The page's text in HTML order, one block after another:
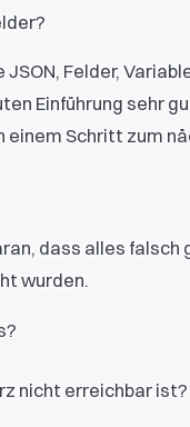
Felder,
Einführung sehr
einem Schritt zum
dass alles falsch
wurden.
nicht erreichbar ist?